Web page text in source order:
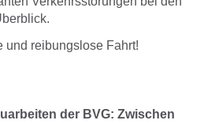
und reibungslose Fahrt!
der BVG: Zwischen